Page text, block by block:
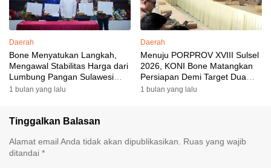
Daerah
Bone Menyatukan Langkah,
Mengawal Stabilitas Harga dari
Lumbung Pangan Sulawesi
Selatan
1 bulan yang lalu
Daerah
Menuju PORPROV XVIII Sulsel
2026, KONI Bone Matangkan
Persiapan Demi Target Dua
Besar
1 bulan yang lalu
Tinggalkan Balasan
Alamat email Anda tidak akan dipublikasikan. Ruas yang wajib
ditandai *